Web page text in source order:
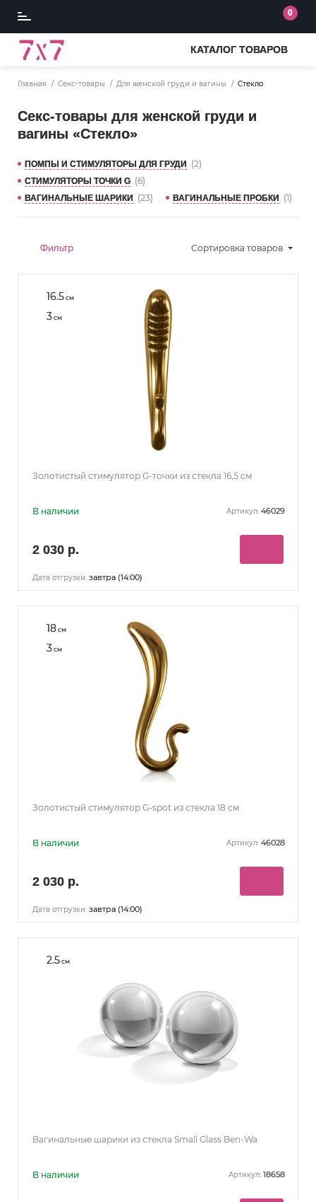
0
КАТАЛОГ ТОВАРОВ
Главная Секс-товары Для женской груди и вагины Стекло
Секс-товары для женской груди и
вагины «Стекло»
ПОМПЫ И СТИМУЛЯТОРЫ ДЛЯ ГРУДИ (2)
СТИМУЛЯТОРЫ ТОЧКИ G (6)
ВАГИНАЛЬНЫЕ ШАРИКИ (23) ВАГИНАЛЬНЫЕ ПРОБКИ (1)
Фильтр Сортировка товаров
16.5см
3см
Золотистый стимулятор G-точки из стекла 16,5 см
В наличии Артикул: 46029
2 030 р.
Дата отгрузки: завтра (14:00)
18см
3см
Золотистый стимулятор G-spot из стекла 18 см
В наличии Артикул: 46028
2 030 р.
Дата отгрузки: завтра (14:00)
2.5см
Вагинальные шарики из стекла Small Glass Ben-Wa
В наличии Артикул: 18658